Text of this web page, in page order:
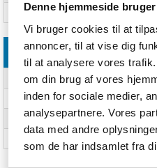
Denne hjemmeside
Vi bruger cookies til at
annoncer, til at vise dig
til at analysere vores
om din brug af vores
inden for sociale medier,
analysepartnere. Vores
data med andre
som de har indsamlet fra
Antal handsker 2 stk
Vægt & størrelser
Længde 360 mm
Bredde 3 mm
Højde 245 mm